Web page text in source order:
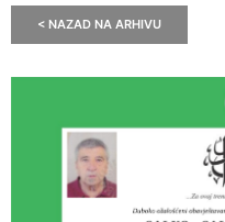
< NAZAD NA ARHIVU